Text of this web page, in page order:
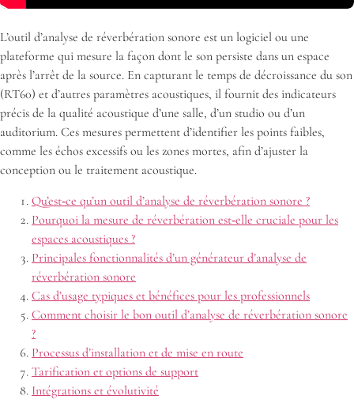
L’outil d’analyse de réverbération sonore est un logiciel ou une
plateforme qui mesure la façon dont le son persiste dans un espace
après l’arrêt de la source. En capturant le temps de décroissance du son
(RT60) et d’autres paramètres acoustiques, il fournit des indicateurs
précis de la qualité acoustique d’une salle, d’un studio ou d’un
auditorium. Ces mesures permettent d’identifier les points faibles,
comme les échos excessifs ou les zones mortes, afin d’ajuster la
conception ou le traitement acoustique.
Qu’est‑ce qu’un outil d’analyse de réverbération sonore ?
Pourquoi la mesure de réverbération est‑elle cruciale pour les
espaces acoustiques ?
Principales fonctionnalités d’un générateur d’analyse de
réverbération sonore
Cas d’usage typiques et bénéfices pour les professionnels
Comment choisir le bon outil d’analyse de réverbération sonore
?
Processus d’installation et de mise en route
Tarification et options de support
Intégrations et évolutivité